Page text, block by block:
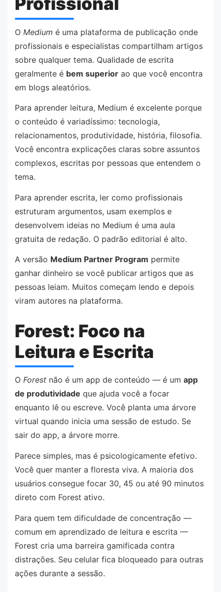
O Medium é uma plataforma de publicação onde
profissionais e especialistas compartilham artigos
sobre qualquer tema. Qualidade de escrita
geralmente é bem superior ao que você encontra
em blogs aleatórios.
Para aprender leitura, Medium é excelente porque
o conteúdo é variadíssimo: tecnologia,
relacionamentos, produtividade, história, filosofia.
Você encontra explicações claras sobre assuntos
complexos, escritas por pessoas que entendem o
tema.
Para aprender escrita, ler como profissionais
estruturam argumentos, usam exemplos e
desenvolvem ideias no Medium é uma aula
gratuita de redação. O padrão editorial é alto.
A versão Medium Partner Program permite
ganhar dinheiro se você publicar artigos que as
pessoas leiam. Muitos começam lendo e depois
viram autores na plataforma.
Forest: Foco na
Leitura e Escrita
O Forest não é um app de conteúdo — é um app
de produtividade que ajuda você a focar
enquanto lê ou escreve. Você planta uma árvore
virtual quando inicia uma sessão de estudo. Se
sair do app, a árvore morre.
Parece simples, mas é psicologicamente efetivo.
Você quer manter a floresta viva. A maioria dos
usuários consegue focar 30, 45 ou até 90 minutos
direto com Forest ativo.
Para quem tem dificuldade de concentração —
comum em aprendizado de leitura e escrita —
Forest cria uma barreira gamificada contra
distrações. Seu celular fica bloqueado para outras
ações durante a sessão.